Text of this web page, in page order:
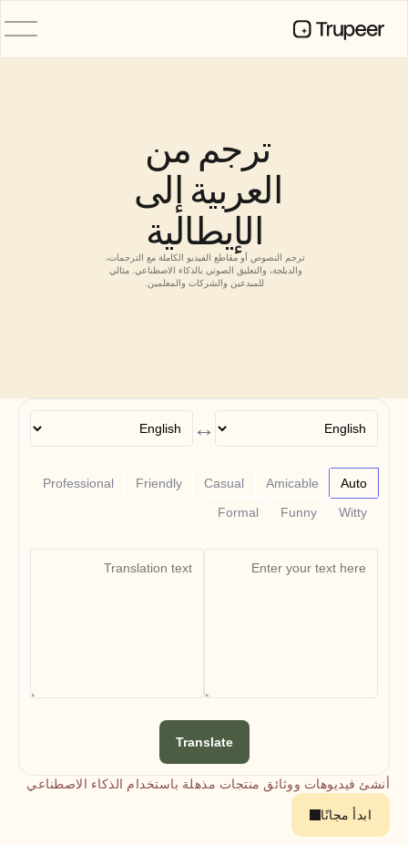
الإيطالية
للمبدعين والشركات والمعلمين.
أنشئ فيديوهات ووثائق منتجات مذهلة باستخدام الذكاء الاصطناعي
ابدأ مجانًا
↔
Auto
Amicable
Casual
Friendly
Professional
Witty
Funny
Formal
Translate
التسعير
الوظائف
صور رمزية للذكاء الاصطناعي
حِزم العلامة التجارية
تسجيل الشاشة بالذكاء الاصطناعي
Free Tools
الأسئلة الشائعة
Announcement
حالات الاستخدام
تمكين المبيعات
تسويق المنتجات
نجاح العملاء